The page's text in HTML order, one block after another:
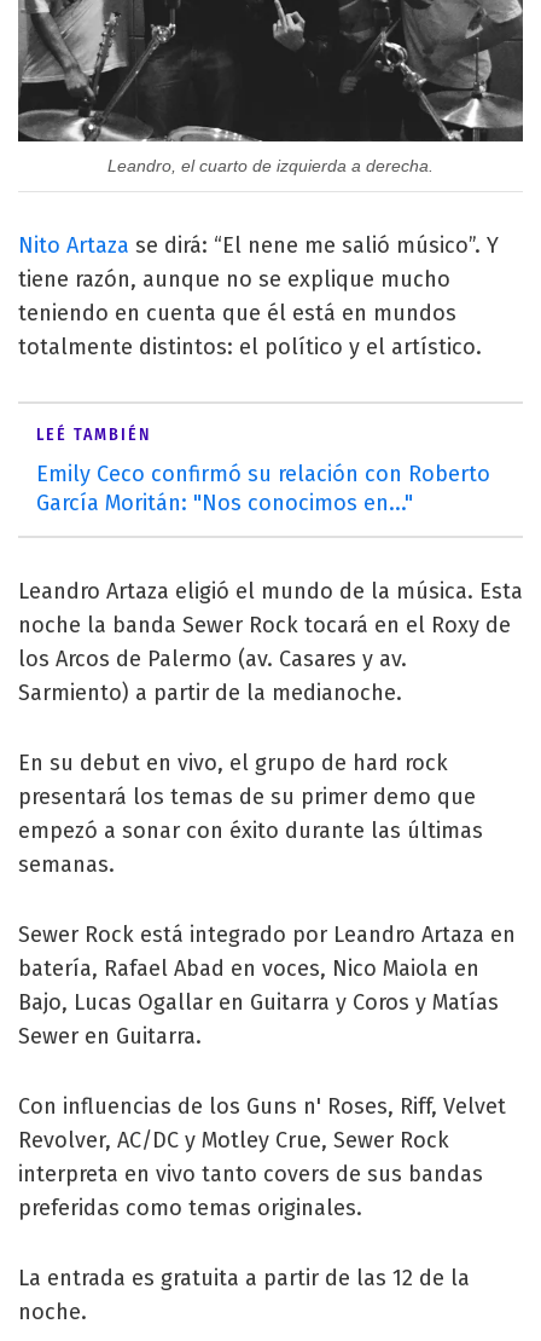
Leandro, el cuarto de izquierda a derecha.
Nito Artaza se dirá: “El nene me salió músico”. Y
tiene razón, aunque no se explique mucho
teniendo en cuenta que él está en mundos
totalmente distintos: el político y el artístico.
LEÉ TAMBIÉN
Emily Ceco confirmó su relación con Roberto
García Moritán: "Nos conocimos en..."
Leandro Artaza eligió el mundo de la música. Esta
noche la banda Sewer Rock tocará en el Roxy de
los Arcos de Palermo (av. Casares y av.
Sarmiento) a partir de la medianoche.
En su debut en vivo, el grupo de hard rock
presentará los temas de su primer demo que
empezó a sonar con éxito durante las últimas
semanas.
Sewer Rock está integrado por Leandro Artaza en
batería, Rafael Abad en voces, Nico Maiola en
Bajo, Lucas Ogallar en Guitarra y Coros y Matías
Sewer en Guitarra.
Con influencias de los Guns n' Roses, Riff, Velvet
Revolver, AC/DC y Motley Crue, Sewer Rock
interpreta en vivo tanto covers de sus bandas
preferidas como temas originales.
La entrada es gratuita a partir de las 12 de la
noche.